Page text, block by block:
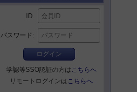
ID
パスワード
ログイン
学認等SSO認証の方は こちらへ
リモートログインは こちらへ